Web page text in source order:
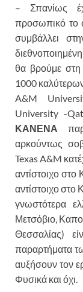
– Σπανίως
προσωπικό το
συμβάλλει
θα βρούμε
1000
A&M
University -
ΚΑΝΕΝΑ
αρκούντως
Texas A&M
αντίστοιχο στο
αντίστοιχο στο
γνωστότερα
Μετσόβιο,
Θεσσαλίας)
παραρτήματα
αυξήσουν τον
Φυσικά και όχι.